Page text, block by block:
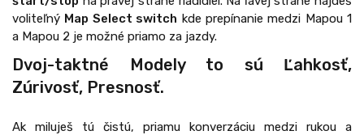
voliteľný Map Select switch kde prepínanie medzi Mapou 1
a Mapou 2 je možné priamo za jazdy.
Dvoj-taktné Modely to sú Ľahkosť,
Zúrivosť, Presnosť.
Ak miluješ tú čistú, priamu konverzáciu medzi rukou a